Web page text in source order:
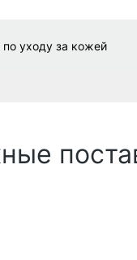
уходу за кожей